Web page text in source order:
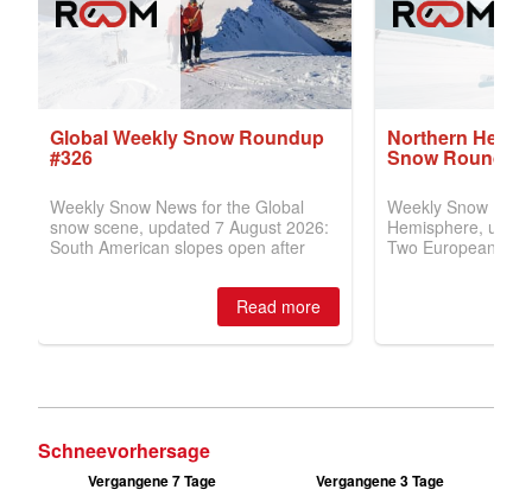
Schneevorhersage
Vergangene 7 Tage Vergangene 3 Tage